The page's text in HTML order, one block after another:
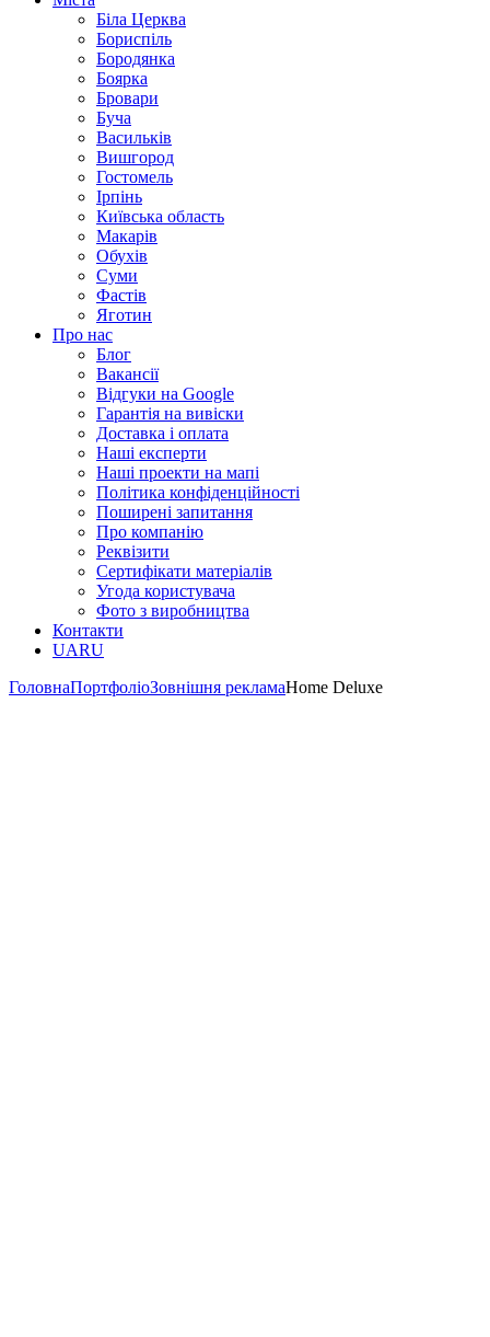
Біла Церква
Бориспіль
Бородянка
Боярка
Бровари
Буча
Васильків
Вишгород
Гостомель
Ірпінь
Київська область
Макарів
Обухів
Суми
Фастів
Яготин
Про нас
Блог
Вакансії
Відгуки на Google
Гарантія на вивіски
Доставка і оплата
Наші експерти
Наші проекти на мапі
Політика конфіденційності
Поширені запитання
Про компанію
Реквізити
Сертифікати матеріалів
Угода користувача
Фото з виробництва
Контакти
UARU
ГоловнаПортфоліоЗовнішня рекламаHome Deluxe